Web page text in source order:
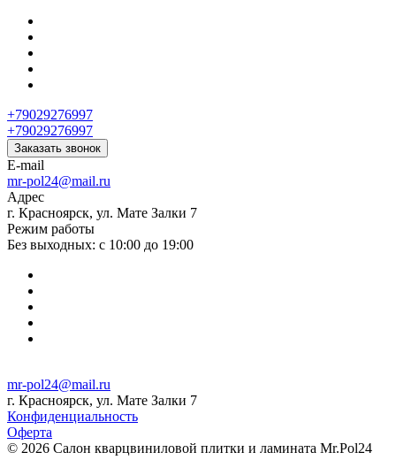
+79029276997
+79029276997
Заказать звонок
E-mail
mr-pol24@mail.ru
Адрес
г. Красноярск, ул. Мате Залки 7
Режим работы
Без выходных: с 10:00 до 19:00
mr-pol24@mail.ru
г. Красноярск, ул. Мате Залки 7
Конфиденциальность
Оферта
© 2026 Салон кварцвиниловой плитки и ламината Mr.Pol24